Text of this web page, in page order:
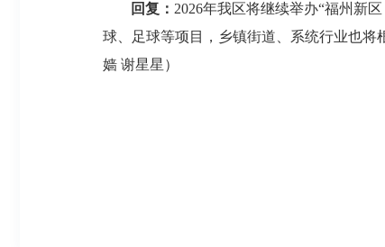
回复： 2026年我区将继续举办“福州新
球、足球等项目，乡镇街道、系统行业也将
嫱 谢星星）